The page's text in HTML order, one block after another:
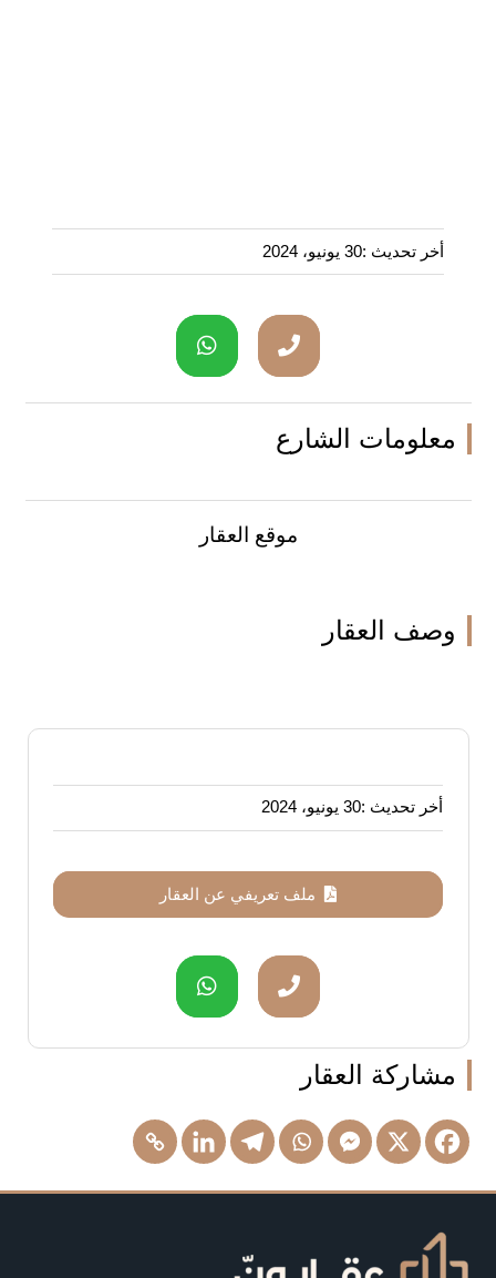
أخر تحديث :30 يونيو، 2024
معلومات الشارع
موقع العقار
وصف العقار
أخر تحديث :30 يونيو، 2024
ملف تعريفي عن العقار
مشاركة العقار